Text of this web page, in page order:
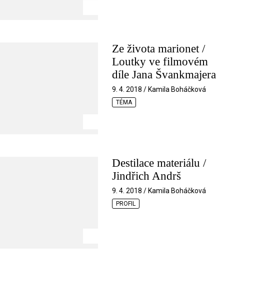
Ze života marionet /
Loutky ve filmovém
díle Jana Švankmajera
9. 4. 2018 / Kamila Boháčková
TÉMA
Destilace materiálu /
Jindřich Andrš
9. 4. 2018 / Kamila Boháčková
PROFIL